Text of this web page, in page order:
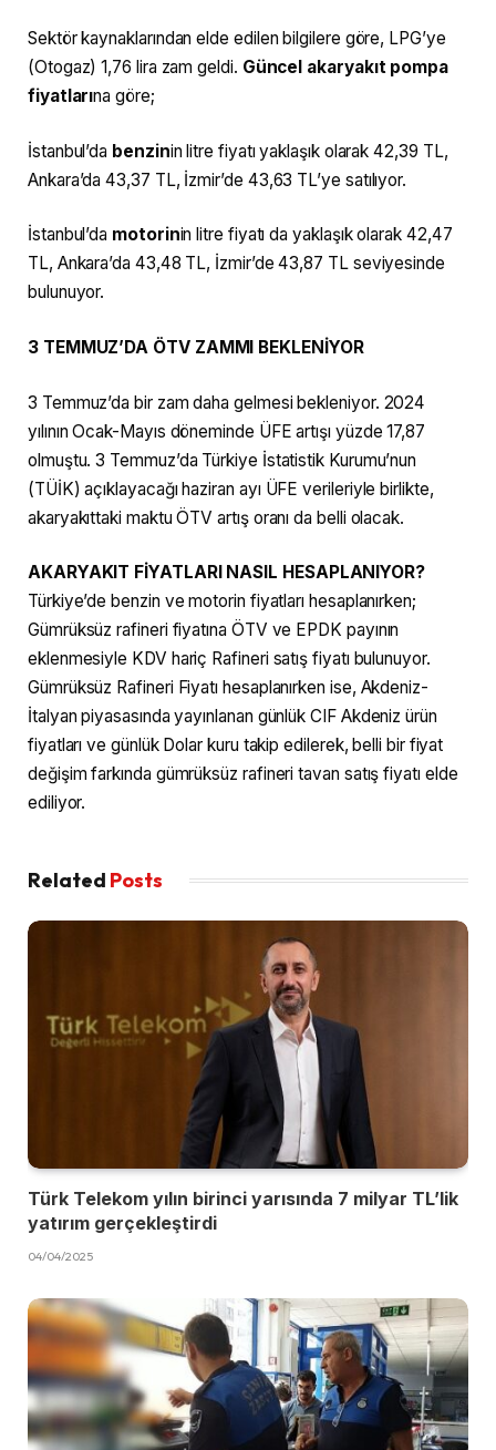
Sektör kaynaklarından elde edilen bilgilere göre, LPG’ye
(Otogaz) 1,76 lira zam geldi. Güncel akaryakıt pompa
fiyatlarına göre;
İstanbul’da benzinin litre fiyatı yaklaşık olarak 42,39 TL,
Ankara’da 43,37 TL, İzmir’de 43,63 TL’ye satılıyor.
İstanbul’da motorinin litre fiyatı da yaklaşık olarak 42,47
TL, Ankara’da 43,48 TL, İzmir’de 43,87 TL seviyesinde
bulunuyor.
3 TEMMUZ’DA ÖTV ZAMMI BEKLENİYOR
3 Temmuz’da bir zam daha gelmesi bekleniyor. 2024
yılının Ocak-Mayıs döneminde ÜFE artışı yüzde 17,87
olmuştu. 3 Temmuz’da Türkiye İstatistik Kurumu’nun
(TÜİK) açıklayacağı haziran ayı ÜFE verileriyle birlikte,
akaryakıttaki maktu ÖTV artış oranı da belli olacak.
AKARYAKIT FİYATLARI NASIL HESAPLANIYOR?
Türkiye’de benzin ve motorin fiyatları hesaplanırken;
Gümrüksüz rafineri fiyatına ÖTV ve EPDK payının
eklenmesiyle KDV hariç Rafineri satış fiyatı bulunuyor.
Gümrüksüz Rafineri Fiyatı hesaplanırken ise, Akdeniz-
İtalyan piyasasında yayınlanan günlük CIF Akdeniz ürün
fiyatları ve günlük Dolar kuru takip edilerek, belli bir fiyat
değişim farkında gümrüksüz rafineri tavan satış fiyatı elde
ediliyor.
Related Posts
Türk Telekom yılın birinci yarısında 7 milyar TL’lik
yatırım gerçekleştirdi
04/04/2025